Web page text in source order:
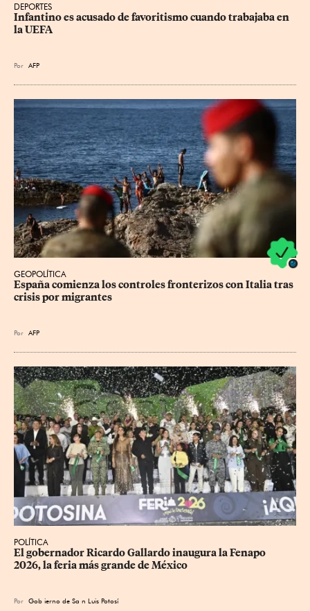
DEPORTES
Infantino es acusado de favoritismo cuando trabajaba en
la UEFA
Por AFP
GEOPOLÍTICA
España comienza los controles fronterizos con Italia tras
crisis por migrantes
Por AFP
POLÍTICA
​El gobernador Ricardo Gallardo inaugura la Fenapo
2026, la feria más grande de México
Por Gob ierno de Sa n Luis Potosí